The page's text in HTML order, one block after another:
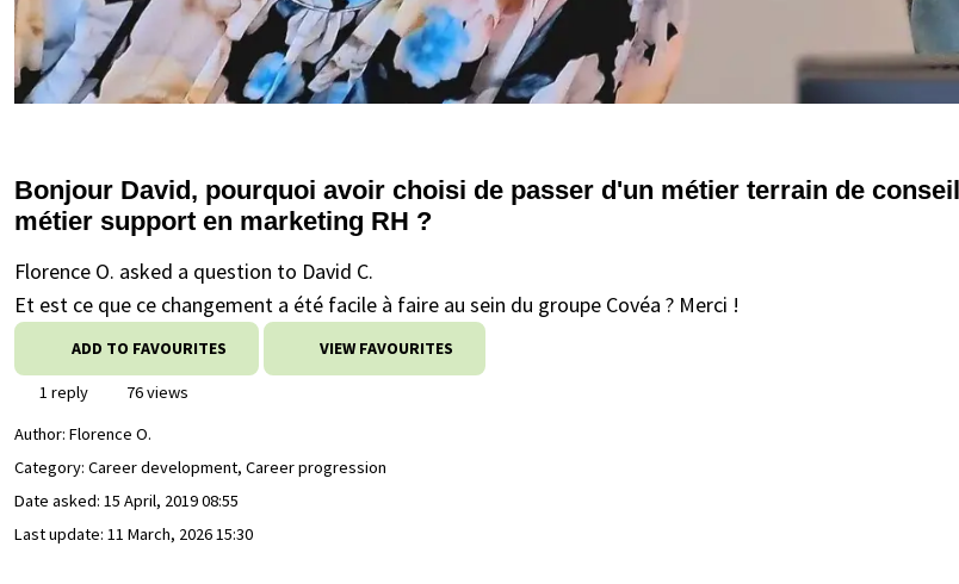
Bonjour David, pourquoi avoir choisi de passer d'un métier terrain de
métier support en marketing RH ?
Florence O. asked a question to David C.
Et est ce que ce changement a été facile à faire au sein du groupe Covéa ? Merci !
ADD TO FAVOURITES VIEW FAVOURITES
1 reply
76 views
Author: Florence O.
Category: Career development, Career progression
Date asked: 15 April, 2019 08:55
Last update: 11 March, 2026 15:30